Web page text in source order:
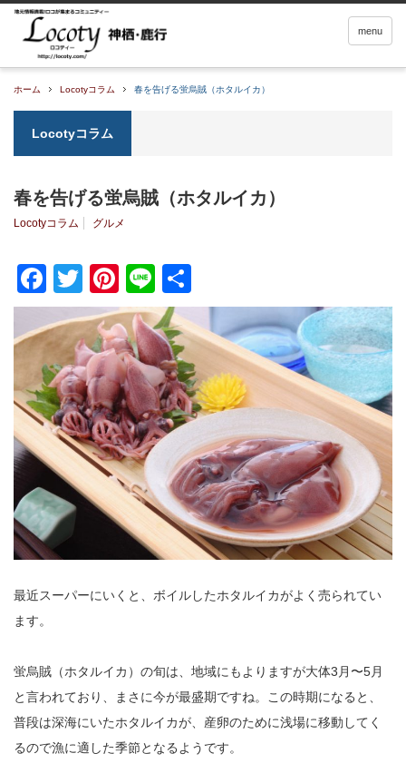
menu
ホーム Locotyコラム 春を告げる蛍烏賊（ホタルイカ）
Locotyコラム
春を告げる蛍烏賊（ホタルイカ）
Locotyコラム グルメ
Facebook
TwitterPinterest
Line
有
最近スーパーにいくと、ボイルしたホタルイカがよく売られてい
ます。
蛍烏賊（ホタルイカ）の旬は、地域にもよりますが大体3月〜5月
と言われており、まさに今が最盛期ですね。この時期になると、
普段は深海にいたホタルイカが、産卵のために浅場に移動してく
るので漁に適した季節となるようです。